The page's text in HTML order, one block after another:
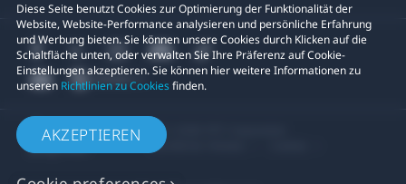
Diese Seite benutzt Cookies zur Optimierung der Funktionalität der
Website, Website-Performance analysieren und persönliche Erfahrung
und Werbung bieten. Sie können unsere Cookies durch Klicken auf die
Schaltfläche unten, oder verwalten Sie Ihre Präferenz auf Cookie-
Einstellungen akzeptieren. Sie können hier weitere Informationen zu
unseren Richtlinien zu Cookiesfinden.
AKZEPTIEREN© 2011-2026 HTC Corporation
Rechtlicher Hinweis